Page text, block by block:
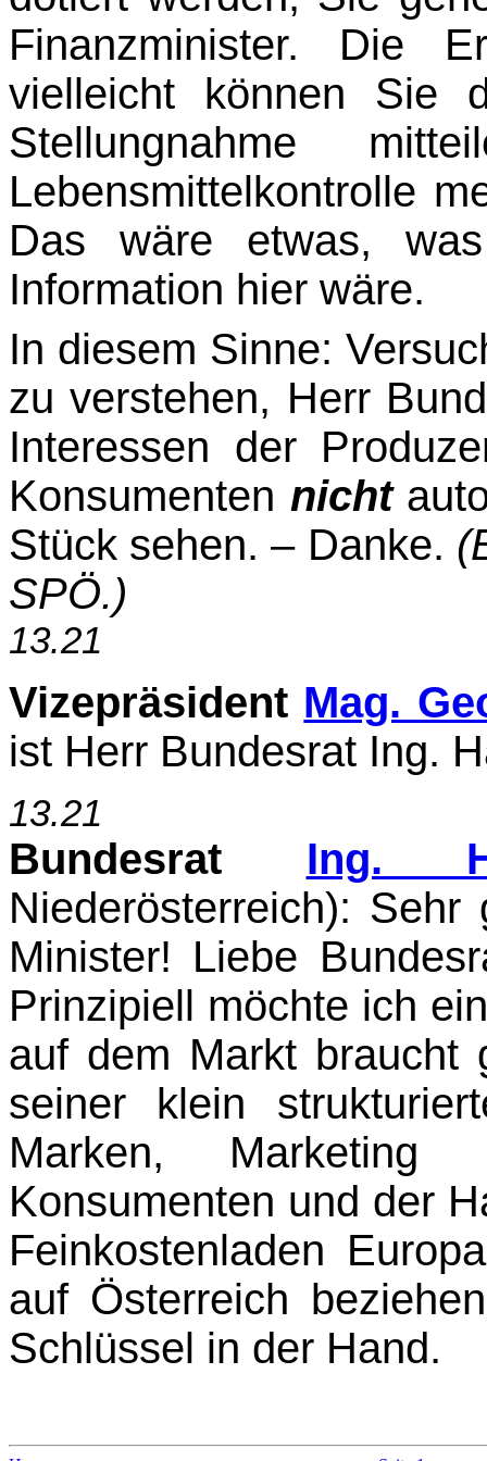
Finanzminister. Die
vielleicht können Sie
Stellungnahme
Lebensmittelkontrolle
Das wäre etwas,
Information hier wäre.
In diesem Sinne:
zu verstehen, Herr
Interessen der
Konsu­menten nicht
Stück sehen. – Danke.
SPÖ.)
13.21
Vizepräsident Mag.
ist Herr Bundesrat Ing.
13.21
Bundesrat Ing.
Niederösterreich):
Minister! Liebe
Prinzipiell möchte ich
auf dem Markt braucht
seiner klein
Marken, Marketing
Konsumenten und der
Feinkostenladen
auf Österreich
Schlüssel in der Hand.